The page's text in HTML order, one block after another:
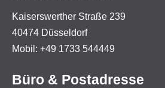
Kaiserswerther Straße 239
40474 Düsseldorf
Mobil: +49 1733 544449
Büro & Postadresse